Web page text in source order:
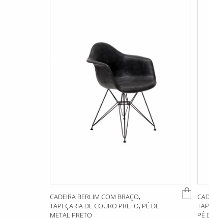
CADEIRA BERLIM COM BRAÇO,
TAPEÇARIA DE COURO PRETO, PÉ DE
METAL PRETO
PÉ